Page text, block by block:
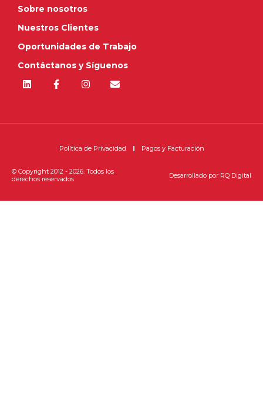
Sobre nosotros
Nuestros Clientes
Oportunidades de Trabajo
Contáctanos y Síguenos
© Copyright 2012 - 2026. Todos los
derechos reservados
Política de Privacidad Pagos y Facturación
Desarrollado por RQ Digital